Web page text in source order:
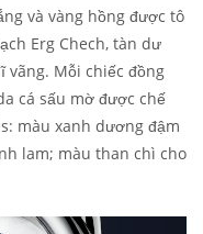
và vàng hồng được tô
Erg Chech, tàn dư
vãng. Mỗi chiếc đồng
cá sấu mờ được chế
màu xanh dương đậm
lam; màu than chì cho